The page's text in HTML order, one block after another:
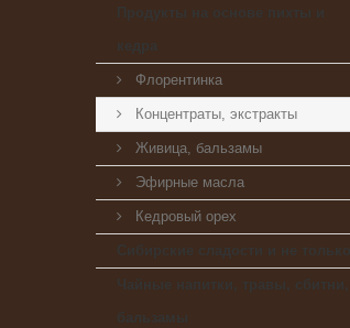
Флорентинка
Концентраты, экстракты
Живица, бальзамы
Эфирные масла
Кедровый орех